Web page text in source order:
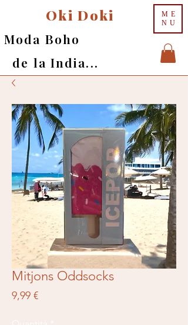
ME
NU
Oki Doki
Moda Boho
de la India...
Mitjons Oddsocks
9,99 €Prezzo